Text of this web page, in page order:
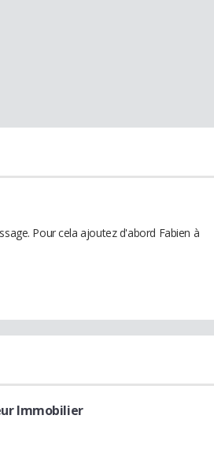
Pour cela ajoutez d'abord Fabien à
Immobilier